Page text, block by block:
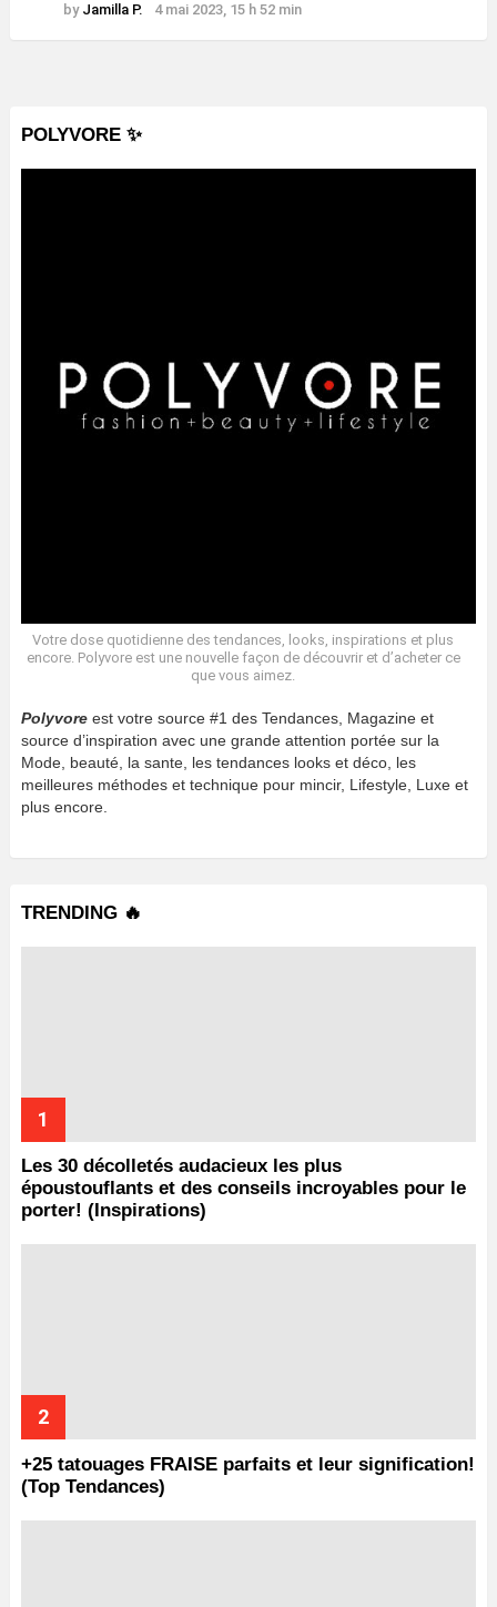
by Jamilla P. 4 mai 2023, 15 h 52 min
POLYVORE ✨
Votre dose quotidienne des tendances, looks, inspirations et plus
encore. Polyvore est une nouvelle façon de découvrir et d’acheter ce
que vous aimez.
Polyvore est votre source #1 des Tendances, Magazine et
source d’inspiration avec une grande attention portée sur la
Mode, beauté, la sante, les tendances looks et déco, les
meilleures méthodes et technique pour mincir, Lifestyle, Luxe et
plus encore.
TRENDING 🔥
Les 30 décolletés audacieux les plus
époustouflants et des conseils incroyables pour le
porter! (Inspirations)
+25 tatouages ​​FRAISE parfaits et leur signification!
(Top Tendances)